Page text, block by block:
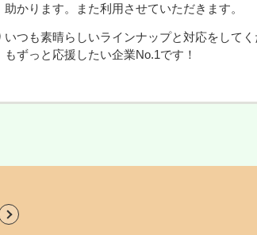
助かります。また利用させていただきます。
いつも素晴らしいラインナップと対応をして
もずっと応援したい企業No.1です！